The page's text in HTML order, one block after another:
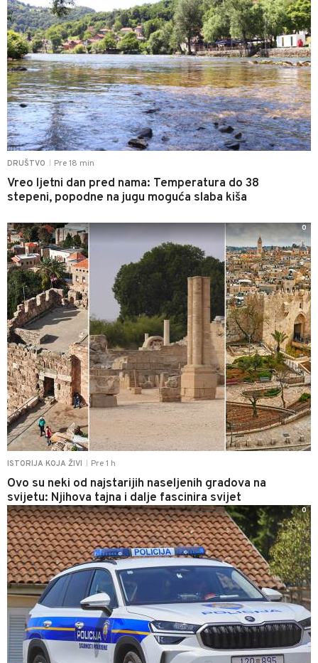
DRUŠTVO Pre 18 min
Vreo ljetni dan pred nama: Temperatura do 38
stepeni, popodne na jugu moguća slaba kiša
ISTORIJA KOJA ŽIVI Pre 1 h
Ovo su neki od najstarijih naseljenih gradova na
svijetu: Njihova tajna i dalje fascinira svijet
0
0